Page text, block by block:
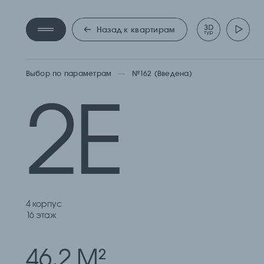
Назад к квартирам
Выбор по параметрам №162 (Введена)
2Е
4 корпус
16 этаж
2